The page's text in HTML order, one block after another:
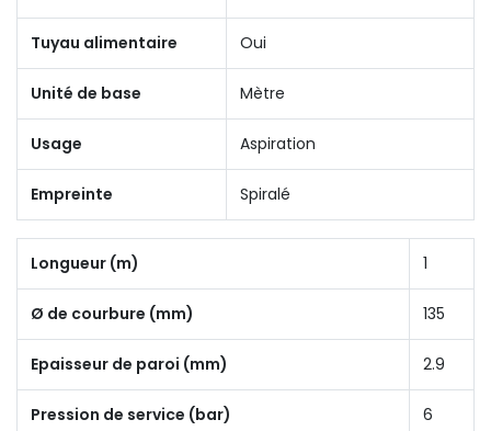
Tuyau alimentaire Oui
Unité de base Mètre
Usage Aspiration
Empreinte Spiralé
Longueur (m) 1
Ø de courbure (mm) 135
Epaisseur de paroi (mm) 2.9
Pression de service (bar) 6